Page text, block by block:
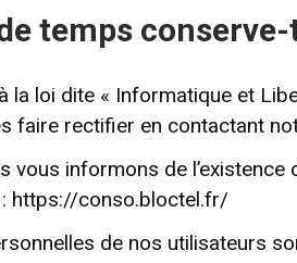
temps
la loi dite « Informatique et
faire rectifier en contactant
vous informons de
https://conso.bloctel.fr/
de nos utilisateurs